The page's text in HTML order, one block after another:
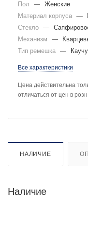
Пол
— Женские
Материал корпуса —
Стекло —
Механизм
—
Тип ремешка —
Все характеристики
Цена действительна
отличаться от цен в
НАЛИЧИЕ
Наличие